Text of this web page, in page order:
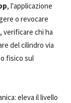
, l'applicazione
o revocare
verificare chi ha
del cilindro via
fisico sul
eleva il livello